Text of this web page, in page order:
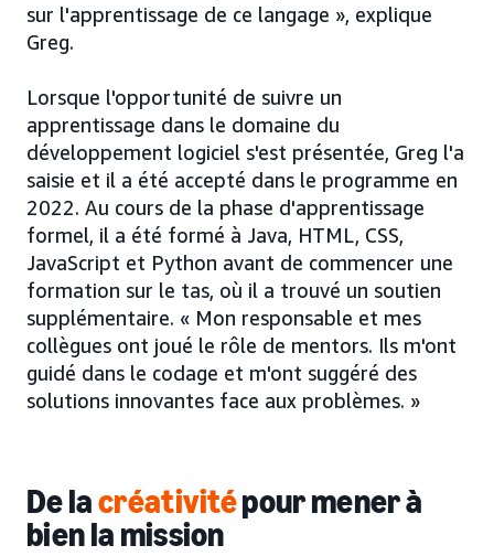
sur l'apprentissage de ce langage », explique
Greg.
Lorsque l'opportunité de suivre un
apprentissage dans le domaine du
développement logiciel s'est présentée, Greg l'a
saisie et il a été accepté dans le programme en
2022. Au cours de la phase d'apprentissage
formel, il a été formé à Java, HTML, CSS,
JavaScript et Python avant de commencer une
formation sur le tas, où il a trouvé un soutien
supplémentaire. « Mon responsable et mes
collègues ont joué le rôle de mentors. Ils m'ont
guidé dans le codage et m'ont suggéré des
solutions innovantes face aux problèmes. »
De lacréativitépour mener à
bien la mission